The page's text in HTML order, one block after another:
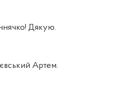
Дякую.
Артем.